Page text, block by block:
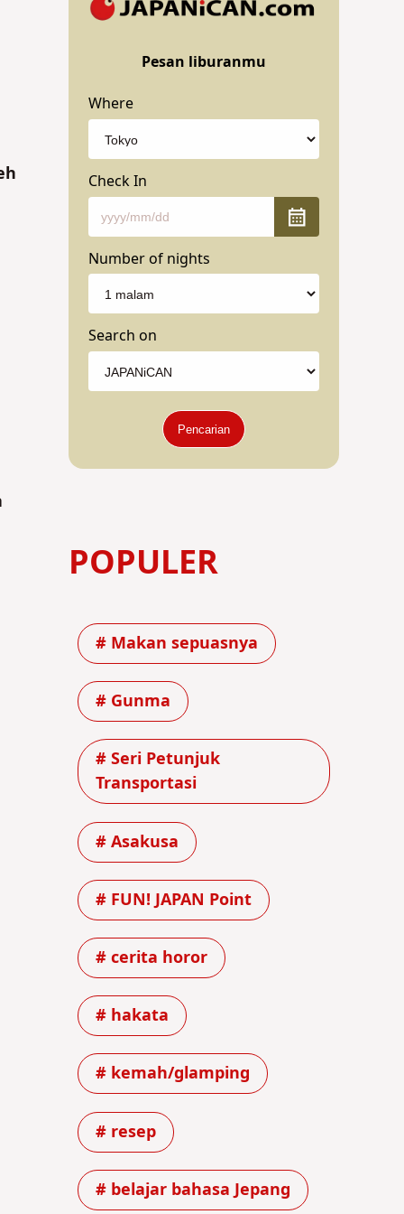
Pesan liburanmu
Where
Check In
Number of nights
Search on
Pencarian
POPULER
# Makan sepuasnya
# Gunma
# Seri Petunjuk
Transportasi
# Asakusa
# FUN! JAPAN Point
# cerita horor
# hakata
# kemah/glamping
# resep
# belajar bahasa Jepang